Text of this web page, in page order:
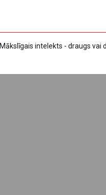
Mākslīgais intelekts - draugs vai